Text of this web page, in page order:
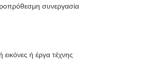
συνεργασία
ή έργα τέχνης